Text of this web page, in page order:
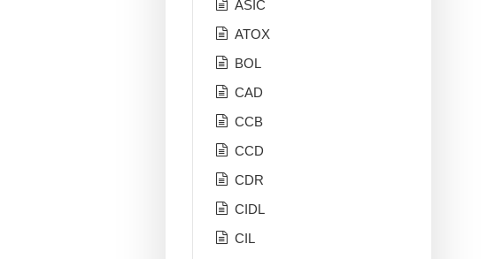
ASIC
ATOX
BOL
CAD
CCB
CCD
CDR
CIDL
CIL